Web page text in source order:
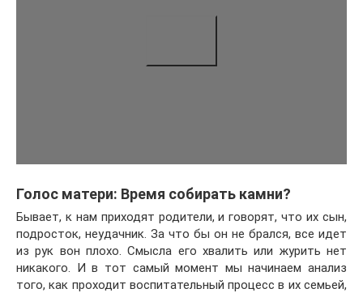
Голос матери: Время собирать камни?
Бывает, к нам приходят родители, и говорят, что их сын,
подросток, неудачник. За что бы он не брался, все идет
из рук вон плохо. Смысла его хвалить или журить нет
никакого. И в тот самый момент мы начинаем анализ
того, как проходит воспитательный процесс в их семьей,